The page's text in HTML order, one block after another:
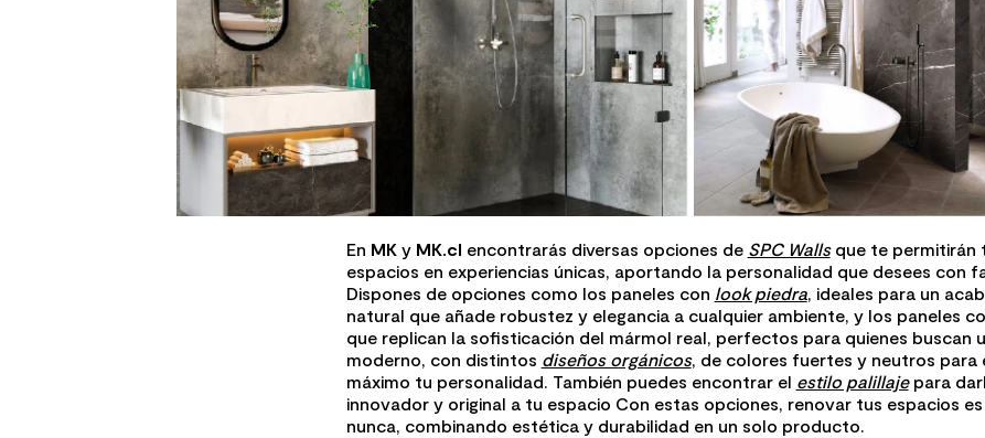
En MK y MK.cl encontrarás diversas opciones de SPC Wallsque te permitirán
espacios en experiencias únicas, aportando la personalidad que desees con
Dispones de opciones como los paneles con look piedra, ideales para un
natural que añade robustez y elegancia a cualquier ambiente, y los paneles
que replican la sofisticación del mármol real, perfectos para quienes buscan
moderno, con distintos diseños orgánicos, de colores fuertes y neutros para
máximo tu personalidad. También puedes encontrar el estilo palillajepara
innovador y original a tu espacio Con estas opciones, renovar tus espacios
nunca, combinando estética y durabilidad en un solo producto.